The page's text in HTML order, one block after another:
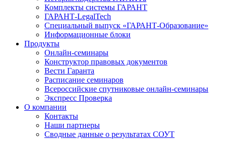
Комплекты системы ГАРАНТ
ГАРАНТ-LegalTech
Специальный выпуск «ГАРАНТ-Образование»
Информационные блоки
Продукты
Онлайн-семинары
Конструктор правовых документов
Вести Гаранта
Расписание семинаров
Всероссийские спутниковые онлайн-семинары
Экспресс Проверка
О компании
Контакты
Наши партнеры
Сводные данные о результатах СОУТ